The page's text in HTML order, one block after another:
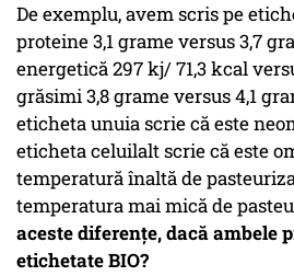
De exemplu, avem scris pe
proteine 3,1 grame versus 3,7
energetică 297 kj/ 71,3 kcal
grăsimi 3,8 grame versus 4,1
eticheta unuia scrie că este
eticheta celuilalt scrie că este
temperatură înaltă de
temperatura mai mică de
aceste diferențe, dacă ambele
etichetate BIO?